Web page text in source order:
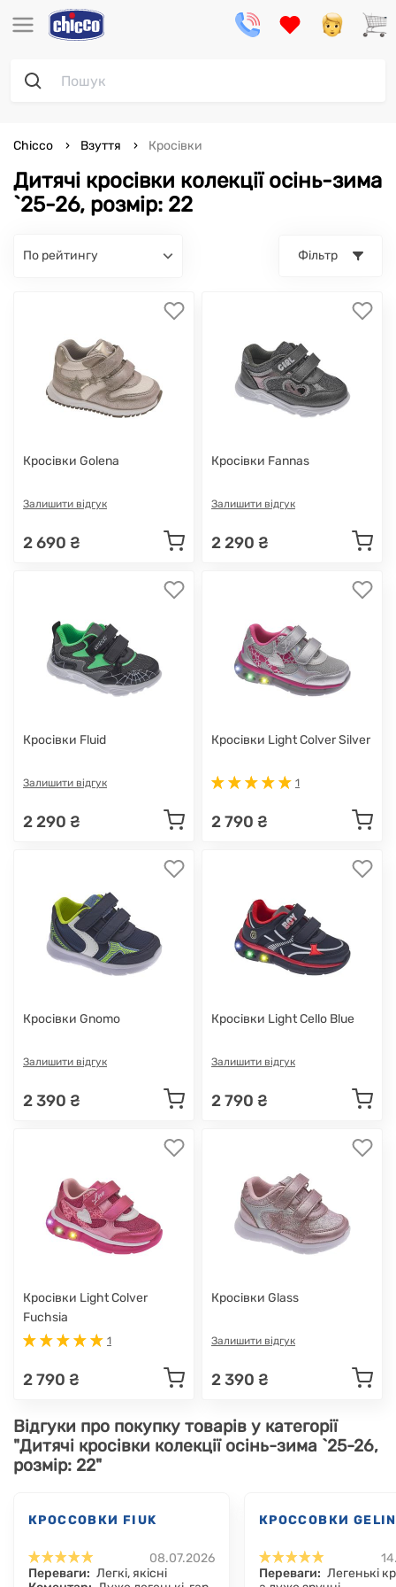
Дитячі кросівки колекції осінь-зима
`25-26, розмір: 22
Chicco Взуття Кросівки
по рейтингу Фільтр
Кросівки Golena
Залишити відгук
2 690 ₴
Кросівки Fannas
Залишити відгук
2 290 ₴
Кросівки Fluid
Залишити відгук
2 290 ₴
Кросівки Light Colver Silver
1
2 790 ₴
Кросівки Gnomo
Залишити відгук
2 390 ₴
Кросівки Light Cello Blue
Залишити відгук
2 790 ₴
Кросівки Light Colver
Fuchsia
1
2 790 ₴
Кросівки Glass
Залишити відгук
2 390 ₴
Відгуки про покупку товарів у категорії
"Дитячі кросівки колекції осінь-зима `25-26,
розмір: 22"
КРОССОВКИ FIUK
08.07.2026
Переваги: Легкі, якісні
КРОССОВКИ
Переваги: Легенькі